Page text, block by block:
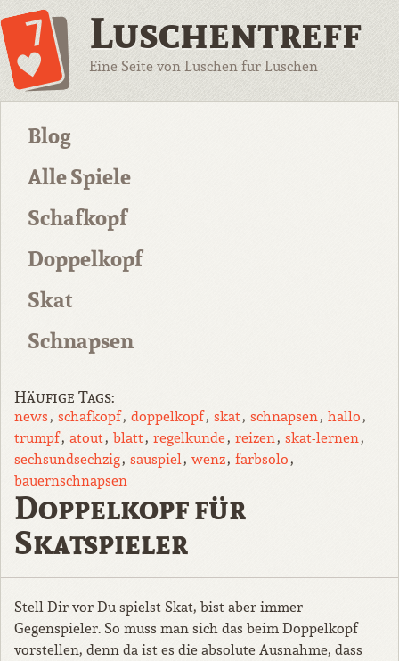
Luschentreff
Eine Seite von Luschen für Luschen
Blog
Alle Spiele
Schafkopf
Doppelkopf
Skat
Schnapsen
Häufige Tags:
news schafkopf doppelkopf skat schnapsen hallo
trumpf atout blatt regelkunde reizen skat-lernen
sechsundsechzig sauspiel wenz farbsolo
bauernschnapsen
Doppelkopf für
Skatspieler
Stell Dir vor Du spielst Skat, bist aber immer
Gegenspieler. So muss man sich das beim Doppelkopf
vorstellen, denn da ist es die absolute Ausnahme, dass